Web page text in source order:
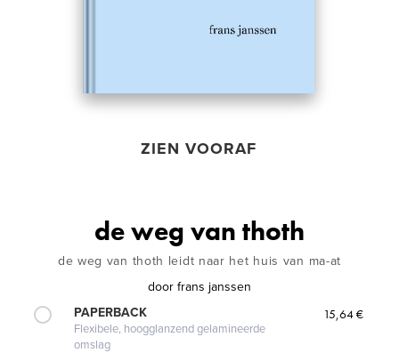
ZIEN VOORAF
de weg van thoth
de weg van thoth leidt naar het huis van ma-at
door frans janssen
PAPERBACK
Flexibele, hoogglanzend gelamineerde
omslag
15,64 €